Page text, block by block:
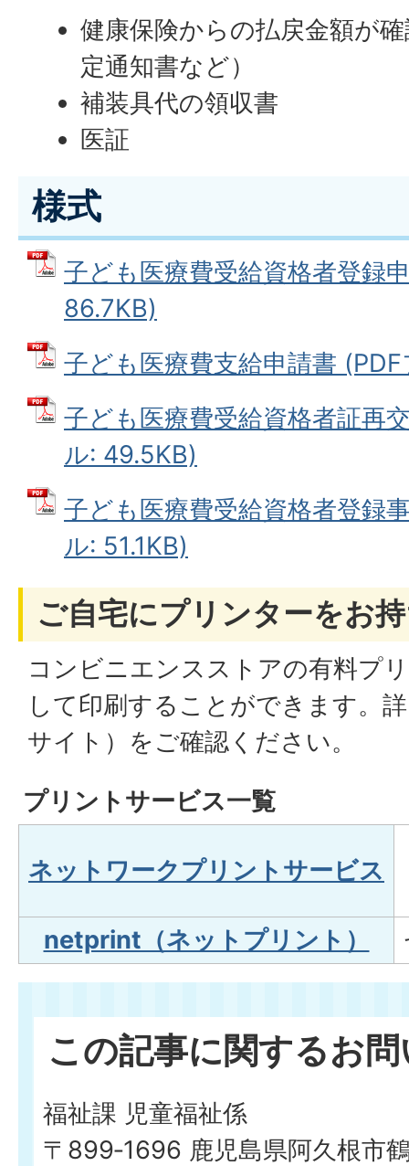
健康保険からの払戻金額が
定通知書など）
補装具代の領収書
医証
様式
子ども医療費受給資格者登録
86.7KB)
子ども医療費支給申請書
子ども医療費受給資格者証再
ル: 49.5KB)
子ども医療費受給資格者登録
ル: 51.1KB)
ご自宅にプリンターをお
コンビニエンスストアの有料プ
して印刷することができます。
サイト）をご確認ください。
プリントサービス一覧
ネットワークプリントサービス
netprint（ネットプリント）
この記事に関するお
福祉課 児童福祉係
〒899‐1696 鹿児島県阿久根市